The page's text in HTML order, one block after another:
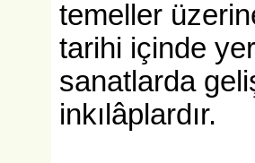
temeller
tarihi içinde
sanatlarda
inkılâplardır.